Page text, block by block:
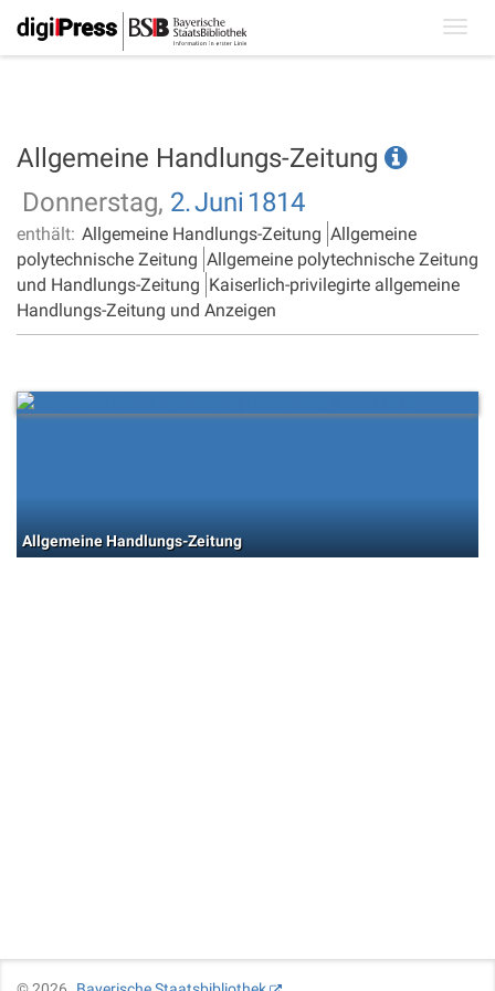
Allgemeine Handlungs-Zeitung
Donnerstag, 2.Juni 1814
enthält: Allgemeine Handlungs-Zeitung Allgemeine
polytechnische Zeitung Allgemeine polytechnische Zeitung
und Handlungs-Zeitung Kaiserlich-privilegirte allgemeine
Handlungs-Zeitung und Anzeigen
Allgemeine Handlungs-Zeitung